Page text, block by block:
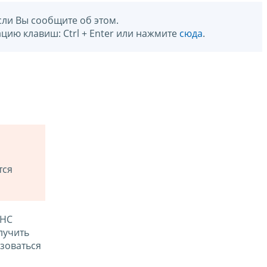
Вы сообщите об этом.
клавиш: Ctrl + Enter или нажмите сюда.